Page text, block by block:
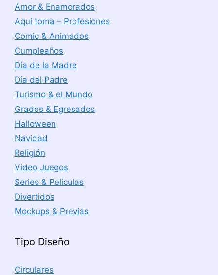
Amor & Enamorados
Aquí toma – Profesiones
Comic & Animados
Cumpleaños
Día de la Madre
Día del Padre
Turismo & el Mundo
Grados & Egresados
Halloween
Navidad
Religión
Video Juegos
Series & Peliculas
Divertidos
Mockups & Previas
Tipo Diseño
Circulares